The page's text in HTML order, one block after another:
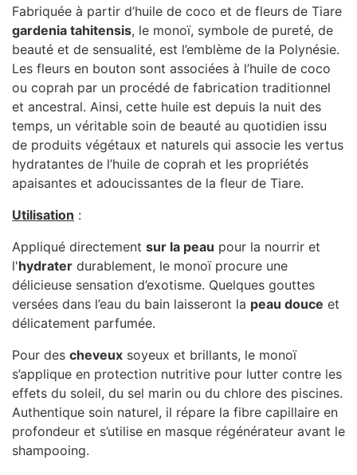
Fabriquée à partir d’huile de coco et de fleurs de Tiare
gardenia tahitensis, le monoï, symbole de pureté, de
beauté et de sensualité, est l’emblème de la Polynésie.
Les fleurs en bouton sont associées à l’huile de coco
ou coprah par un procédé de fabrication traditionnel
et ancestral. Ainsi, cette huile est depuis la nuit des
temps, un véritable soin de beauté au quotidien issu
de produits végétaux et naturels qui associe les vertus
hydratantes de l’huile de coprah et les propriétés
apaisantes et adoucissantes de la fleur de Tiare.
Utilisation :
Appliqué directement sur la peau pour la nourrir et
l'hydrater durablement, le monoï procure une
délicieuse sensation d’exotisme. Quelques gouttes
versées dans l’eau du bain laisseront la peau douce et
délicatement parfumée.
Pour des cheveux soyeux et brillants, le monoï
s’applique en protection nutritive pour lutter contre les
effets du soleil, du sel marin ou du chlore des piscines.
Authentique soin naturel, il répare la fibre capillaire en
profondeur et s’utilise en masque régénérateur avant le
shampooing.